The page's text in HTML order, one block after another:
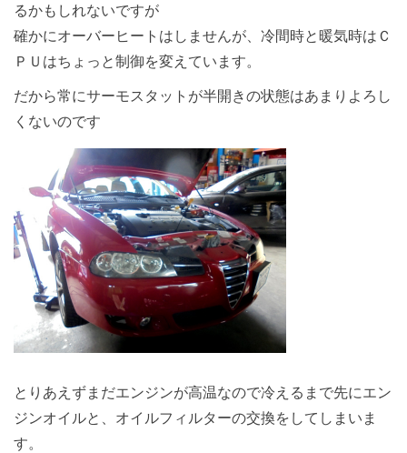
るかもしれないですが
確かにオーバーヒートはしませんが、冷間時と暖気時はＣ
ＰＵはちょっと制御を変えています。
だから常にサーモスタットが半開きの状態はあまりよろし
くないのです
とりあえずまだエンジンが高温なので冷えるまで先にエン
ジンオイルと、オイルフィルターの交換をしてしまいま
す。